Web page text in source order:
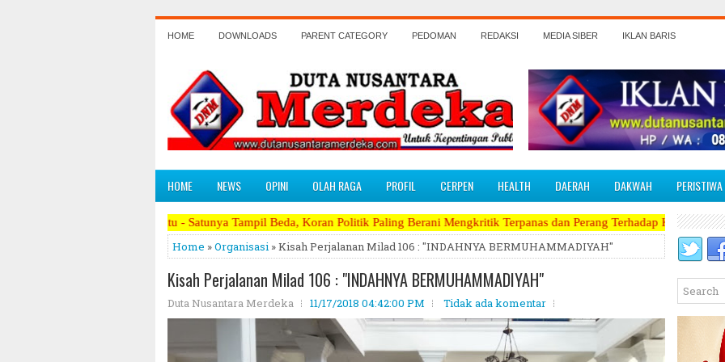
HOME DOWNLOADS PARENT CATEGORY PEDOMAN REDAKSI MEDIA SIBER IKLAN BARIS
HOME NEWS OPINI OLAH RAGA PROFIL CERPEN HEALTH DAERAH DAKWAH PERISTIWA
Satu - Satunya Tampil Beda, Koran Politik Paling Berani Mengkritik Terpanas dan Perang Terhadap Koruptor, Narkoba, Teroris
Home »Organisasi » Kisah Perjalanan Milad 106 : "INDAHNYA BERMUHAMMADIYAH"
Kisah Perjalanan Milad 106 : "INDAHNYA BERMUHAMMADIYAH"
Duta Nusantara Merdeka 11/17/2018 04:42:00 PM Tidak ada komentar